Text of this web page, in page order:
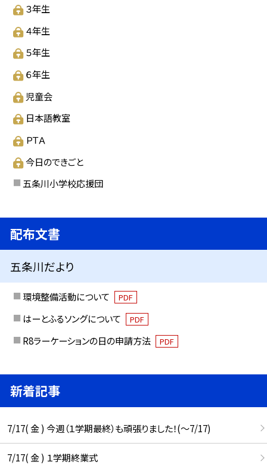
３年生
４年生
５年生
６年生
児童会
日本語教室
ＰＴＡ
今日のできごと
五条川小学校応援団
配布文書
五条川だより
環境整備活動について PDF
はーとふるソングについて PDF
R8ラーケーションの日の申請方法 PDF
新着記事
7/17( 金 ) 今週（１学期最終）も頑張りました！(〜7/17)
7/17( 金 ) １学期終業式